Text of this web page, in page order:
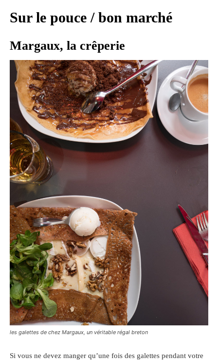
Sur le pouce / bon marché
Margaux, la crêperie
les galettes de chez Margaux, un véritable régal breton
Si vous ne devez manger qu’une fois des galettes pendant votre